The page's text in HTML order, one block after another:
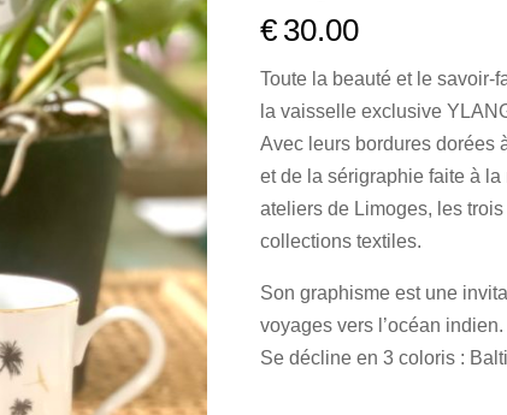
€ 30.00
Toute la beauté et le savoir-
la vaisselle exclusive
Avec leurs bordures dorées
et de la sérigraphie faite à
ateliers de Limoges, les
collections textiles.
Son graphisme est une
voyages vers l’océan indien.
Se décline en 3 coloris :